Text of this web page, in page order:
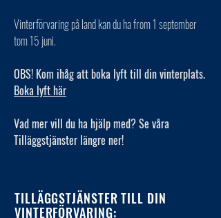
Vinterförvaring på land kan du ha from 1 september
tom 15 juni.
OBS! Kom ihåg att boka lyft till din vinterplats.
Boka lyft här
Vad mer vill du ha hjälp med? Se våra
Tilläggstjänster längre ner!
TILLÄGGSTJÄNSTER TILL DIN
VINTERFÖRVARING: